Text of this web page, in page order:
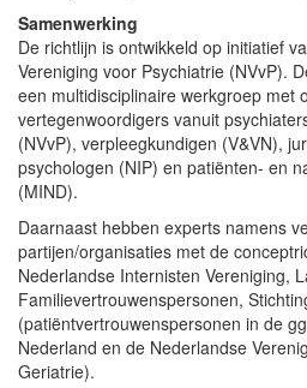
Samenwerking
De richtlijn is ontwikkeld op initiatief
Vereniging voor Psychiatrie (NVvP).
een multidisciplinaire werkgroep met
vertegenwoordigers vanuit
(NVvP), verpleegkundigen (V&VN),
psychologen (NIP) en patiënten- en
(MIND).
Daarnaast hebben experts namens
partijen/organisaties met de
Nederlandse Internisten Vereniging,
Familievertrouwenspersonen,
(patiëntvertrouwenspersonen in de
Nederland en de Nederlandse
Geriatrie).